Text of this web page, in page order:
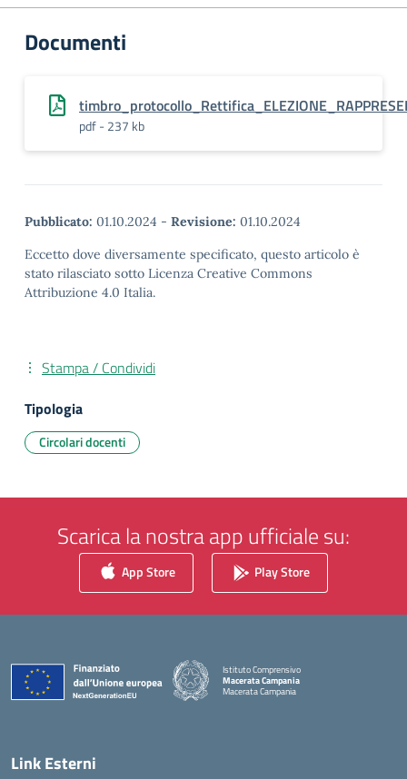
Documenti
pdf - 237 kb
Pubblicato: 01.10.2024 - Revisione: 01.10.2024
Eccetto dove diversamente specificato, questo articolo è
stato rilasciato sotto Licenza Creative Commons
Attribuzione 4.0 Italia.
Stampa / Condividi
Tipologia
Circolari docenti
Scarica la nostra app ufficiale su:
App Store Play Store
Istituto Comprensivo
Macerata Campania
Macerata Campania
— Visita la pagina iniziale della scuola
Link Esterni